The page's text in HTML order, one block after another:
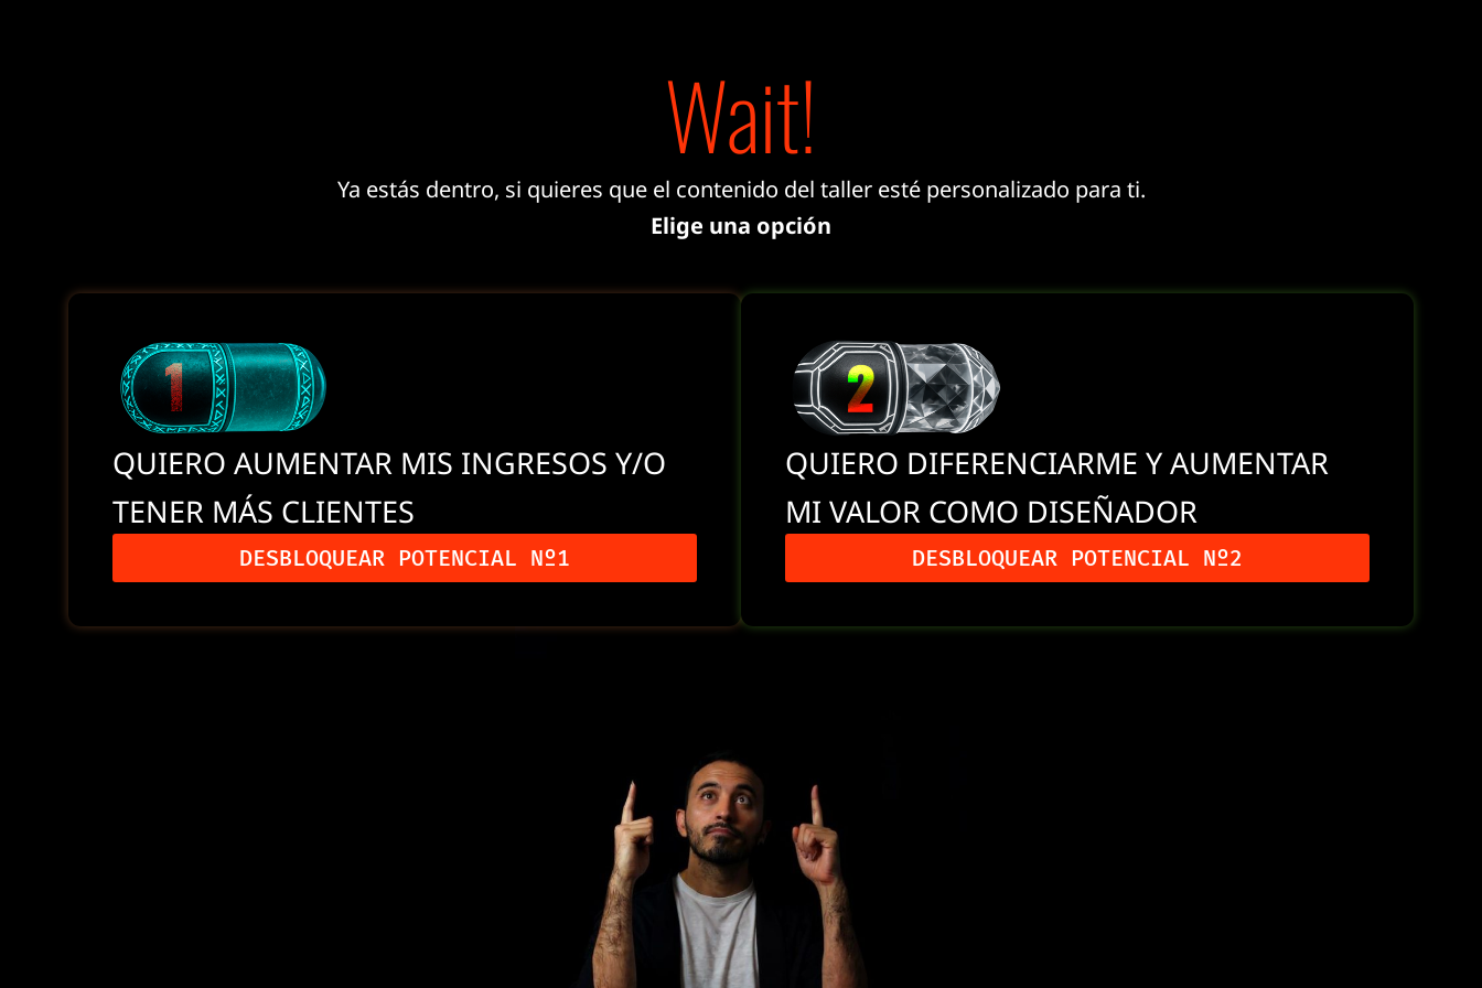
Wait!
Ya estás dentro, si quieres que el contenido del taller esté personalizado para ti.
Elige una opción
QUIERO AUMENTAR MIS INGRESOS Y/O
TENER MÁS CLIENTES
DESBLOQUEAR POTENCIAL Nº1
QUIERO DIFERENCIARME Y AUMENTAR
MI VALOR COMO DISEÑADOR
DESBLOQUEAR POTENCIAL Nº2